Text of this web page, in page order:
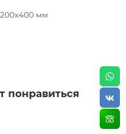
мм
понравиться